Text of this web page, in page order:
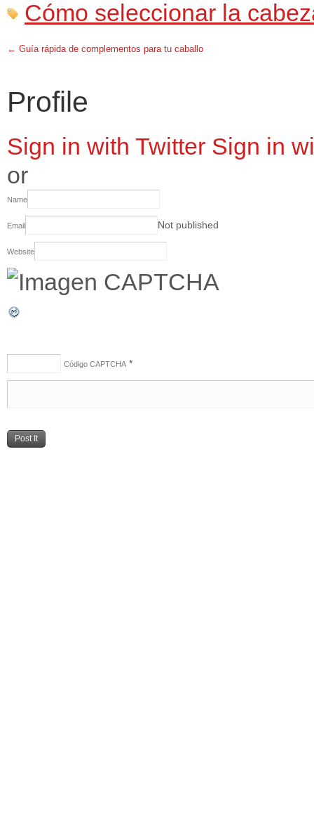
Cómo seleccionar la
← Guía rápida de complementos para tu caballo
Profile
Sign in with Twitter Sign in
or
Name
Email Not published
Website
Código CAPTCHA *